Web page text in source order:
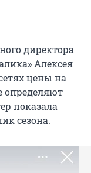
директора
Алексея
цены на
определяют
показала
сезона.